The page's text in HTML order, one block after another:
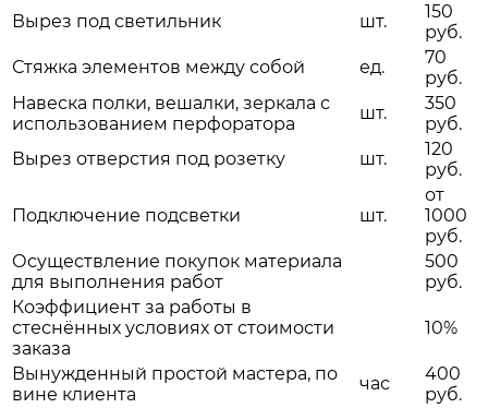
Вырез под светильник
шт.
150
руб.
Стяжка элементов между собой
ед.
70
руб.
Навеска полки, вешалки, зеркала с
использованием перфоратора
шт.
350
руб.
Вырез отверстия под розетку
шт.
120
руб.
Подключение подсветки шт.
от
1000
руб.
Осуществление покупок материала
для выполнения работ
500
руб.
Коэффициент за работы в
стеснённых условиях от стоимости
заказа
10%
Вынужденный простой мастера, по
вине клиента
час
400
руб.